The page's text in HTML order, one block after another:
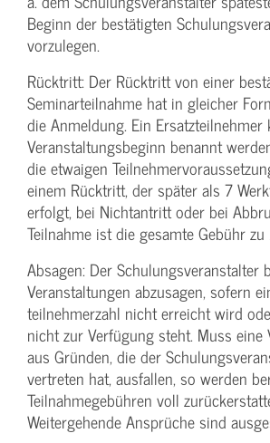
Beginn der bestätigten
vorzulegen.
Rücktritt: Der Rücktritt von einer
Seminarteilnahme hat in gleicher
die Anmeldung. Ein
Veranstaltungs­beginn benannt
die etwaigen
einem Rücktritt, der später als 7
erfolgt, bei Nichtantritt oder bei
Teilnahme ist die gesamte Gebühr zu
Absagen: Der Schulungs­veranstalter
Veranstaltungen abzusagen, sofern
teilnehmerzahl nicht erreicht wird
nicht zur Verfügung steht. Muss eine
aus Gründen, die der
vertreten hat, ausfallen, so werden
Teilnahme­gebühren voll
Weitergehende Ansprüche sind